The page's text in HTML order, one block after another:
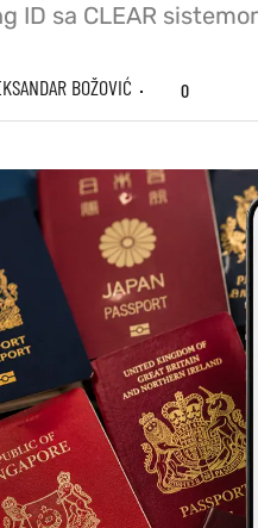
ID sa CLEAR
BOŽOVIĆ 0